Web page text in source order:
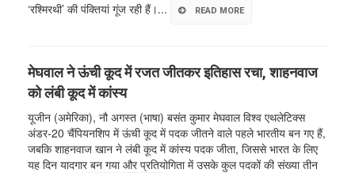
‘रश्मिरथी’ की पंक्तियां गूंज रही हैं।...
READ MORE
मेघवाल ने ऊंची कूद में रजत जीतकर इतिहास रचा, शाहनवाज
को लंबी कूद में कांस्य
यूजीन (अमेरिका), नौ अगस्त (भाषा) बसंत कुमार मेघवाल विश्व एथलेटिक्स
अंडर-20 चैंपियनशिप में ऊंची कूद में पदक जीतने वाले पहले भारतीय बन गए हैं,
जबकि शाहनवाज खान ने लंबी कूद में कांस्य पदक जीता, जिससे भारत के लिए
यह दिन यादगार बन गया और प्रतियोगिता में उसके कुल पदकों की संख्या तीन